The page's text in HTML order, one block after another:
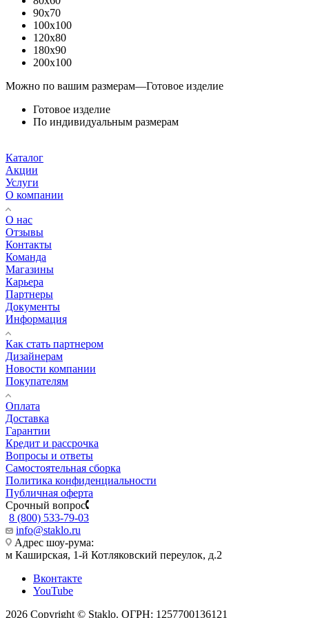
90x70
100x100
120x80
180x90
200x100
Можно по вашим размерам—Готовое изделие
Готовое изделие
По индивидуальным размерам
Каталог
Акции
Услуги
О компании
О нас
Отзывы
Контакты
Команда
Магазины
Карьера
Партнеры
Документы
Информация
Как стать партнером
Дизайнерам
Новости компании
Покупателям
Оплата
Доставка
Гарантии
Кредит и рассрочка
Вопросы и ответы
Самостоятельная сборка
Политика конфиденциальности
Публичная оферта
Срочный вопрос
8 (800) 533-79-03
info@staklo.ru
Адрес шоу-рума:
м Каширская, 1-й Котляковский переулок, д.2
Вконтакте
YouTube
2026 Copyright © Staklo. ОГРН: 1257700136121